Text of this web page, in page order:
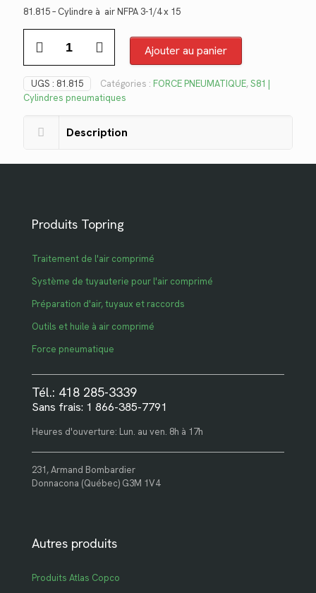
initial
était :
$1,079.86.
est :
$786.14.
81.815 – Cylindre à air NFPA 3-1/4 x 15
Ajouter au panier
UGS : 81.815 Catégories : FORCE PNEUMATIQUE,S81 |
Cylindres pneumatiques
Description
Produits Topring
Traitement de l'air comprimé
Système de tuyauterie pour l'air comprimé
Préparation d'air, tuyaux et raccords
Outils et huile à air comprimé
Force pneumatique
Tél.: 418 285-3339
Sans frais: 1 866-385-7791
Heures d'ouverture: Lun. au ven. 8h à 17h
231, Armand Bombardier
Donnacona (Québec) G3M 1V4
Autres produits
Produits Atlas Copco